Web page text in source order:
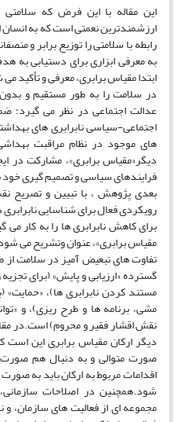
این مقاله با این فرض که سلامتی
ارزشمندترین نعمتی است که به
رابطه با سلامتی را توزیع برابر و
به معرفی ابزاری برای دستیابی به
ابتدا مقیاس برابری، معرفی و تأکید
در سلامت را به طور مستقیم و
عدالت اجتماعی در نظر می گیرد؛
اجتماعی-سیاسی نابرابری های
های موجود در نظام مراقبت
دیگر«مقیاس برابری»، مشارکت در
فرایندهای سیاسی و تصمیم گیری خود
بعدی پژوهش ، با تبیین و تصریح
رویکردی فعال برای شناسایی
برای کاهش نابرابری ها را به کار
مقیاس برابری»، عنوان وتشریح می
تفاوت های تبعیض آمیز در سلامت
گسترده «ارزیابی و پایش» (برای
مستند کردن نابرابری ها)، «حمایت»
مشی، برنامه ها و طرح ریزی)، و
نقش اقشار فقیر و محروم) است.در
دیگر ارکان مقیاس برابری این
صورت متوالی و به دنبال هم
اقدامات مربوط به ارکان باید به
شود.همچنین در اصلاحات
مجموعه ای از فعالیت های